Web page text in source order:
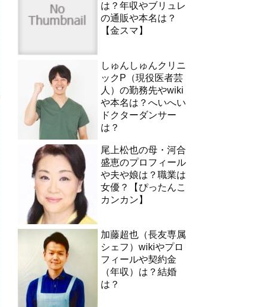
は？年収やブリュレ
の通販や本名は？
【金スマ】
しゅんしゅんクリニ
ックP（現役医者芸
人）の勤務先やwiki
や本名は？へいへい
ドクターダンサー
は？
尾上松也の母・河合
盛恵のプロフィール
や夫や娘は？職業は
女優？【ぴったんこ
カンカン】
加藤超也（長友専属
シェフ）wikiやプロ
フィールや契約金
（年収）は？結婚
は？